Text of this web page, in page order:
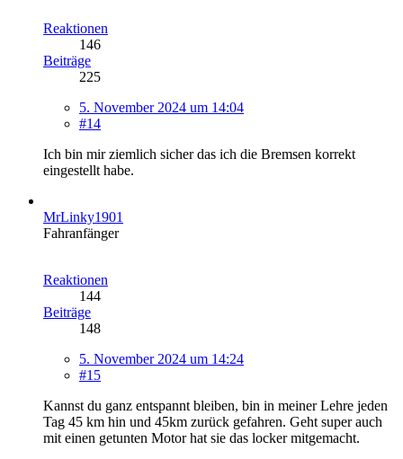
Reaktionen
146
Beiträge
225
5. November 2024 um 14:04
#14
Ich bin mir ziemlich sicher das ich die Bremsen korrekt
eingestellt habe.
MrLinky1901
Fahranfänger
Reaktionen
144
Beiträge
148
5. November 2024 um 14:24
#15
Kannst du ganz entspannt bleiben, bin in meiner Lehre jeden
Tag 45 km hin und 45km zurück gefahren. Geht super auch
mit einen getunten Motor hat sie das locker mitgemacht.